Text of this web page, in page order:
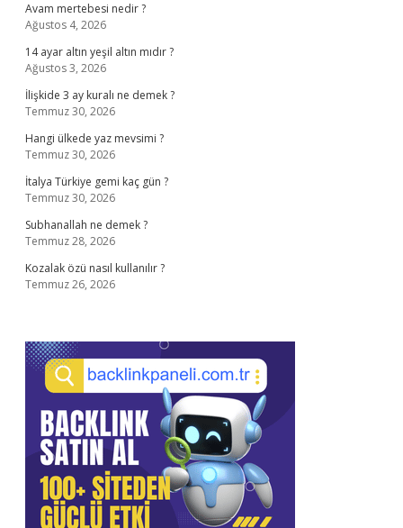
Avam mertebesi nedir ?
Ağustos 4, 2026
14 ayar altın yeşil altın mıdır ?
Ağustos 3, 2026
İlişkide 3 ay kuralı ne demek ?
Temmuz 30, 2026
Hangi ülkede yaz mevsimi ?
Temmuz 30, 2026
İtalya Türkiye gemi kaç gün ?
Temmuz 30, 2026
Subhanallah ne demek ?
Temmuz 28, 2026
Kozalak özü nasıl kullanılır ?
Temmuz 26, 2026